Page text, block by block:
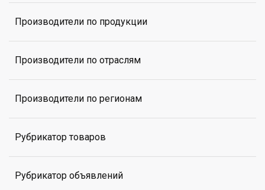
Производители по продукции
Производители по отраслям
Производители по регионам
Рубрикатор товаров
Рубрикатор объявлений